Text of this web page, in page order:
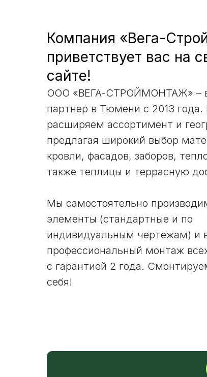
Компания «Вега-
приветствует вас на
сайте!
ООО «ВЕГА-СТРОЙМОНТАЖ» –
партнер в Тюмени с 2013
расширяем ассортимент и
предлагая широкий выбор
кровли, фасадов, заборов,
также теплицы и террасную
Мы самостоятельно
элементы (стандартные и по
индивидуальным чертежам) и
профессиональный монтаж
с гарантией 2 года.
себя!